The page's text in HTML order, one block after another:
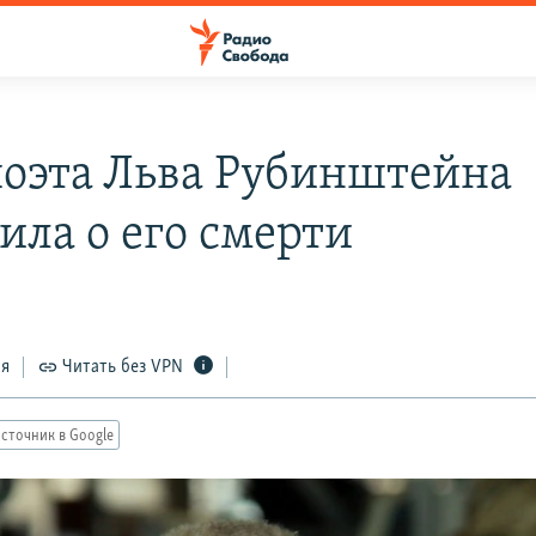
Льва Рубинштейна
о его смерти
Читать без VPN
в Google